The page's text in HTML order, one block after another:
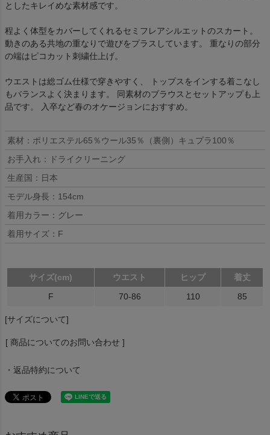
としたキレイめな素材感です。
程よく体型をカバーしてくれるセミフレアシルエットのスカート。
動きのある共地の重なりで遊びをプラスしています。 重なりの部分
の端はピコカット刺繍仕上げ。
ウエストは総ゴム仕様で穿きやすく、 トップスをインする着こなし
もバランスよく決まります。 同素材のブラウスとセットアップも上
品です。 入卒など春のオケージョンにおすすめ。
素材：ポリエステル65％ウール35％（裏側）キュプラ100％
お手入れ：ドライクリーニング
生産国：日本
モデル身長：154cm
着用カラー：グレー
着用サイズ：F
サイズ(cm) ウエスト ヒップ
着丈
F
70-86 110 85
[サイズについて]
[ 商品についてのお問い合わせ ]
・返品特約について